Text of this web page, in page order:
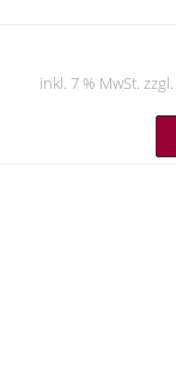
inkl. 7 % MwSt.